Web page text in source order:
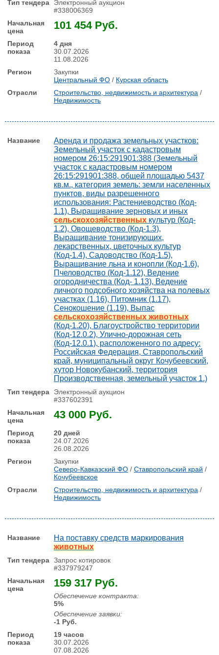
Электронный аукцион
#338006369
101 454 Руб.
4 дня
30.07.2026
11.08.2026
Закупки
Центральный ФО / Курская область
Строительство, недвижимость и архитектура /
Недвижимость
Аренда и продажа земельных участков:
Земельный участок с кадастровым
номером 26:15:291901:388 (Земельный
участок с кадастровым номером
26:15:291901:388, общей площадью 5437
кв.м., категория земель: земли населенных
пунктов, виды разрешенного
использования: Растениеводство (Код-
1.1), Выращивание зерновых и иных
сельскохозяйственныхкультур (Код-
1.2), Овощеводство (Код-1.3),
Выращивание тонизирующих,
лекарственных, цветочных культур
(Код-1.4), Садоводство (Код-1.5),
Выращивание льна и конопли (Код-1.6),
Пчеловодство (Код-1.12), Ведение
огородничества (Код- 1.13), Ведение
личного подсобного хозяйства на полевых
участках (1.16), Питомник (1.17),
Сенокошение (1.19), Выпас
сельскохозяйственных животных
(Код-1.20), Благоустройство территории
(Код-12.0.2), Улично-дорожная сеть
(Код-12.0.1), расположенного по адресу:
Российская Федерация, Ставропольский
край, муниципальный округ Кочубеевский,
хутор Новокубанский, территория
Производственная, земельный участок 1.)
Электронный аукцион
#337602391
43 000 Руб.
20 дней
24.07.2026
26.08.2026
Закупки
Северо-Кавказский ФО / Ставропольский край /
Кочубеевское
Строительство, недвижимость и архитектура /
Недвижимость
На поставку средств маркирования
животных
Запрос котировок
#337979247
159 317 Руб.
Обеспечение контракта:
5%
Обеспечение заявки:
-1 Руб.
19 часов
30.07.2026
07.08.2026